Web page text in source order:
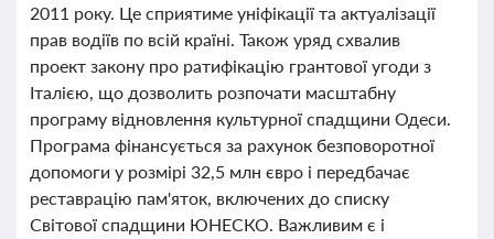
2011 року. Це сприятиме уніфікації та актуалізації
прав водіїв по всій країні. Також уряд схвалив
проект закону про ратифікацію грантової угоди з
Італією, що дозволить розпочати масштабну
програму відновлення культурної спадщини Одеси.
Програма фінансується за рахунок безповоротної
допомоги у розмірі 32,5 млн євро і передбачає
реставрацію пам'яток, включених до списку
Світової спадщини ЮНЕСКО. Важливим є і